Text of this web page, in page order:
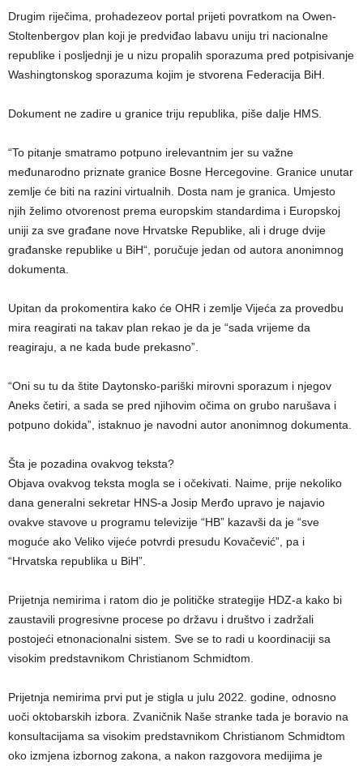
Drugim riječima, prohadezeov portal prijeti povratkom na Owen-
Stoltenbergov plan koji je predviđao labavu uniju tri nacionalne
republike i posljednji je u nizu propalih sporazuma pred potpisivanje
Washingtonskog sporazuma kojim je stvorena Federacija BiH.
Dokument ne zadire u granice triju republika, piše dalje HMS.
“To pitanje smatramo potpuno irelevantnim jer su važne
međunarodno priznate granice Bosne Hercegovine. Granice unutar
zemlje će biti na razini virtualnih. Dosta nam je granica. Umjesto
njih želimo otvorenost prema europskim standardima i Europskoj
uniji za sve građane nove Hrvatske Republike, ali i druge dvije
građanske republike u BiH“, poručuje jedan od autora anonimnog
dokumenta.
Upitan da prokomentira kako će OHR i zemlje Vijeća za provedbu
mira reagirati na takav plan rekao je da je “sada vrijeme da
reagiraju, a ne kada bude prekasno”.
“Oni su tu da štite Daytonsko-pariški mirovni sporazum i njegov
Aneks četiri, a sada se pred njihovim očima on grubo narušava i
potpuno dokida”, istaknuo je navodni autor anonimnog dokumenta.
Šta je pozadina ovakvog teksta?
Objava ovakvog teksta mogla se i očekivati. Naime, prije nekoliko
dana generalni sekretar HNS-a Josip Merđo upravo je najavio
ovakve stavove u programu televizije “HB” kazavši da je “sve
moguće ako Veliko vijeće potvrdi presudu Kovačević”, pa i
“Hrvatska republika u BiH”.
Prijetnja nemirima i ratom dio je političke strategije HDZ-a kako bi
zaustavili progresivne procese po državu i društvo i zadržali
postojeći etnonacionalni sistem. Sve se to radi u koordinaciji sa
visokim predstavnikom Christianom Schmidtom.
Prijetnja nemirima prvi put je stigla u julu 2022. godine, odnosno
uoči oktobarskih izbora. Zvaničnik Naše stranke tada je boravio na
konsultacijama sa visokim predstavnikom Christianom Schmidtom
oko izmjena izbornog zakona, a nakon razgovora medijima je